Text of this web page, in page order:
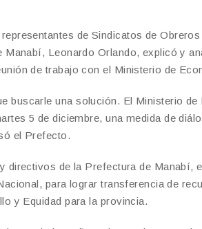
de Sindicatos de
Manabí, Leonardo Orlando, explicó y
de trabajo con el Ministerio de
buscarle una solución. El Ministerio
5 de diciembre, una medida de
el Prefecto.
directivos de la Prefectura de Manabí,
para lograr transferencia de
y Equidad para la provincia.